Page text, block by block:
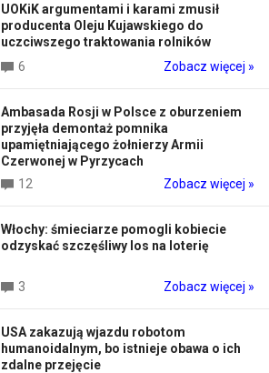
UOKiK argumentami i karami zmusił
producenta Oleju Kujawskiego do
uczciwszego traktowania rolników
6
Zobacz więcej »
Ambasada Rosji w Polsce z oburzeniem
przyjęła demontaż pomnika
upamiętniającego żołnierzy Armii
Czerwonej w Pyrzycach
12
Zobacz więcej »
Włochy: śmieciarze pomogli kobiecie
odzyskać szczęśliwy los na loterię
3 Zobacz więcej »
USA zakazują wjazdu robotom
humanoidalnym, bo istnieje obawa o ich
zdalne przejęcie